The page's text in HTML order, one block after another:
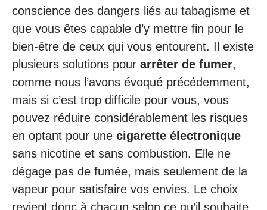
conscience des dangers liés au tabagisme et
que vous êtes capable d’y mettre fin pour le
bien-être de ceux qui vous entourent. Il existe
plusieurs solutions pour arrêter de fumer,
comme nous l’avons évoqué précédemment,
mais si c’est trop difficile pour vous, vous
pouvez réduire considérablement les risques
en optant pour une cigarette électronique
sans nicotine et sans combustion. Elle ne
dégage pas de fumée, mais seulement de la
vapeur pour satisfaire vos envies. Le choix
revient donc à chacun selon ce qu’il souhaite